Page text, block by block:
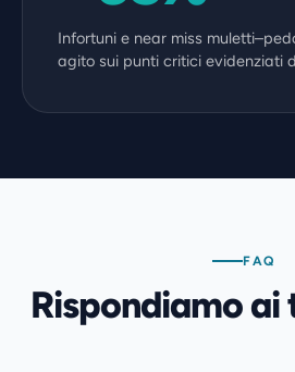
Infortuni e near miss
agito sui punti critici evidenziati
FAQ
Rispondiamo ai